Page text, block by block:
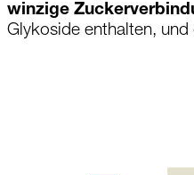
winzige
Glykoside enthalten, und